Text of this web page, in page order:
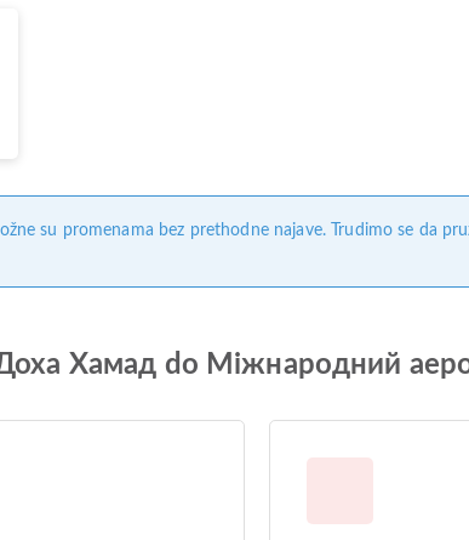
su promenama bez prethodne najave. Trudimo se da
Хамад do Міжнародний